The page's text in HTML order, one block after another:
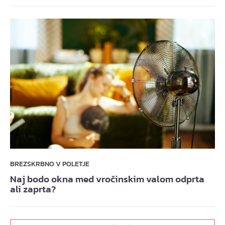
BREZSKRBNO V POLETJE
Naj bodo okna med vročinskim valom odprta
ali zaprta?